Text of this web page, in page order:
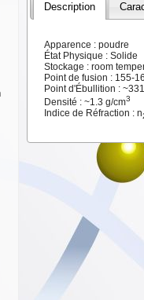
Description
Apparence : poudre
État Physique : Solide
Stockage : room
Point de fusion : 155-
Point d'Ébullition :
Densité : ~1.3 g/cm3
Indice de Réfraction : n